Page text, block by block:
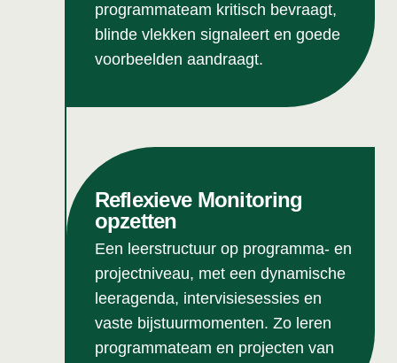
programmateam kritisch bevraagt,
blinde vlekken signaleert en goede
voorbeelden aandraagt.
Reflexieve Monitoring
opzetten
Een leerstructuur op programma- en
projectniveau, met een dynamische
leeragenda, intervisiesessies en
vaste bijstuurmomenten. Zo leren
programmateam en projecten van